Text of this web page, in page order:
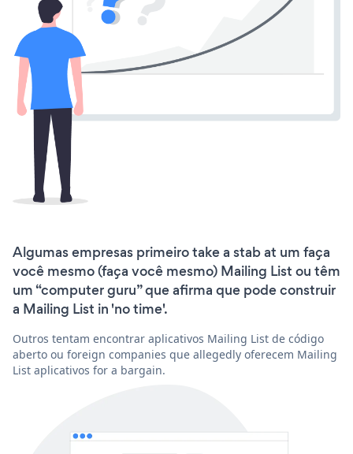
Algumas empresas primeiro take a stab at um faça
você mesmo (faça você mesmo) Mailing List ou têm
um “computer guru” que afirma que pode construir
a Mailing List in 'no time'.
Outros tentam encontrar aplicativos Mailing List de código
aberto ou foreign companies que allegedly oferecem Mailing
List aplicativos for a bargain.